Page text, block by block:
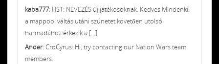
kaba777: HST: NEVEZÉS új játékosoknak. Kedves Mindenki!
a mappool váltás utáni szünetet követően utolsó
harmadához érkezik a [...]
Ander: CroCyrus: Hi, try contacting our Nation Wars team
members.